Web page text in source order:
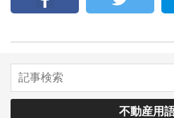
不動産用